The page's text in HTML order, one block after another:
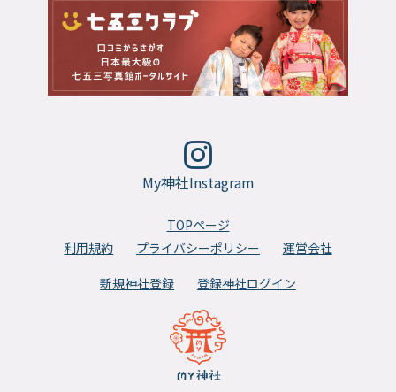
My神社Instagram
TOPページ
利用規約
プライバシーポリシー
運営会社
新規神社登録
登録神社ログイン